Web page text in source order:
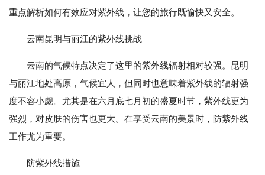
重点解析如何有效应对紫外线，让您的旅行既愉快又安全。
云南昆明与丽江的紫外线挑战
云南的气候特点决定了这里的紫外线辐射相对较强。昆明
与丽江地处高原，气候宜人，但同时也意味着紫外线的辐射强
度不容小觑。尤其是在六月底七月初的盛夏时节，紫外线更为
强烈，对皮肤的伤害也更大。在享受云南的美景时，防紫外线
工作尤为重要。
防紫外线措施